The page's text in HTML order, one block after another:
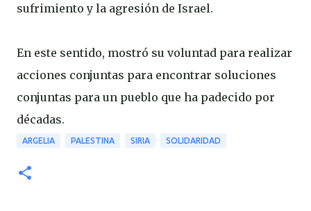
sufrimiento y la agresión de Israel.
En este sentido, mostró su voluntad para realizar
acciones conjuntas para encontrar soluciones
conjuntas para un pueblo que ha padecido por
décadas.
ARGELIA PALESTINA SIRIA SOLIDARIDAD